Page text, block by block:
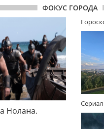
ФОКУС ГОРОДА
Нолана.